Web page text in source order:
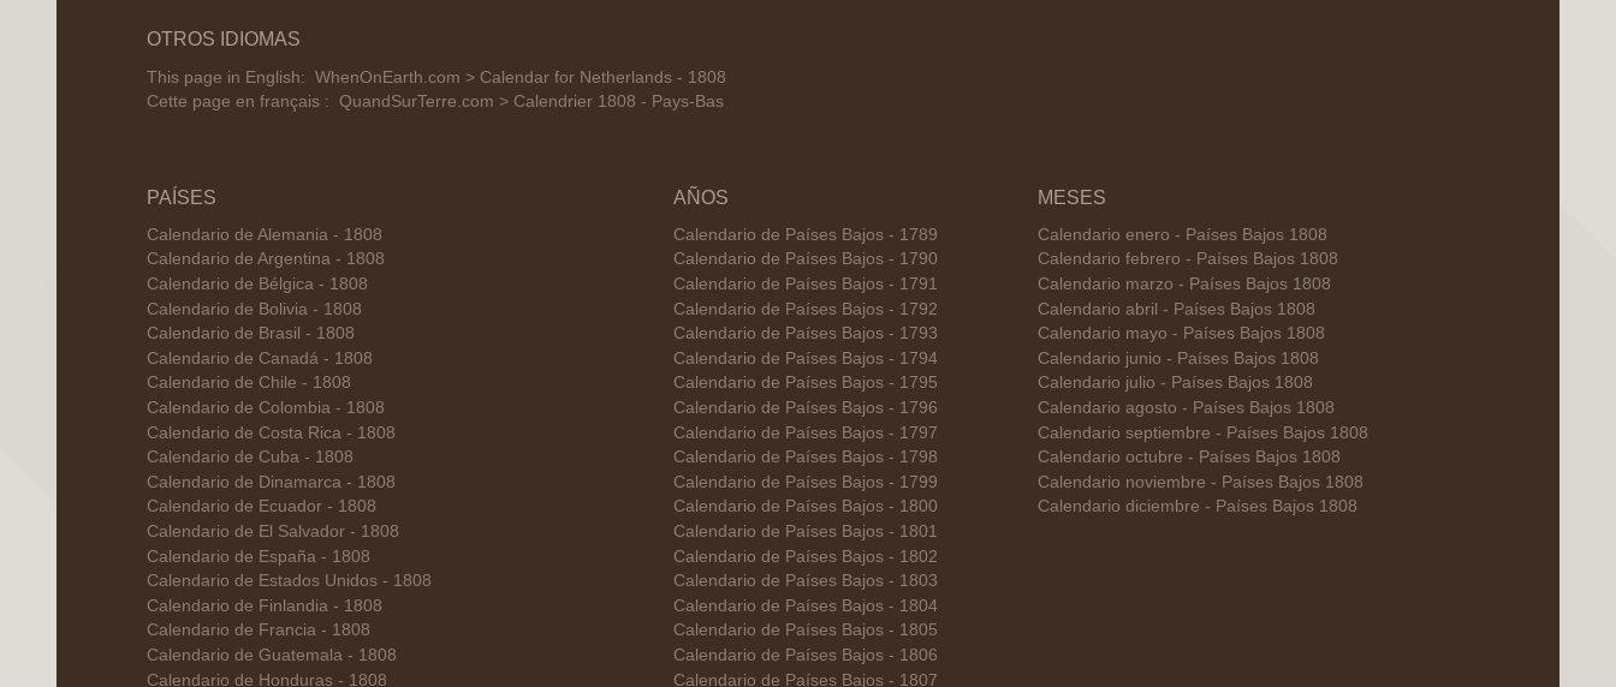
OTROS IDIOMAS
This page in English: WhenOnEarth.com > Calendar for Netherlands - 1808
Cette page en français : QuandSurTerre.com > Calendrier 1808 - Pays-Bas
PAÍSES
Calendario de Alemania - 1808
Calendario de Argentina - 1808
Calendario de Bélgica - 1808
Calendario de Bolivia - 1808
Calendario de Brasil - 1808
Calendario de Canadá - 1808
Calendario de Chile - 1808
Calendario de Colombia - 1808
Calendario de Costa Rica - 1808
Calendario de Cuba - 1808
Calendario de Dinamarca - 1808
Calendario de Ecuador - 1808
Calendario de El Salvador - 1808
Calendario de España - 1808
Calendario de Estados Unidos - 1808
Calendario de Finlandia - 1808
Calendario de Francia - 1808
Calendario de Guatemala - 1808
Calendario de Honduras - 1808
AÑOS
Calendario de Países Bajos - 1789
Calendario de Países Bajos - 1790
Calendario de Países Bajos - 1791
Calendario de Países Bajos - 1792
Calendario de Países Bajos - 1793
Calendario de Países Bajos - 1794
Calendario de Países Bajos - 1795
Calendario de Países Bajos - 1796
Calendario de Países Bajos - 1797
Calendario de Países Bajos - 1798
Calendario de Países Bajos - 1799
Calendario de Países Bajos - 1800
Calendario de Países Bajos - 1801
Calendario de Países Bajos - 1802
Calendario de Países Bajos - 1803
Calendario de Países Bajos - 1804
Calendario de Países Bajos - 1805
Calendario de Países Bajos - 1806
Calendario de Países Bajos - 1807
MESES
Calendario enero - Países Bajos 1808
Calendario febrero - Países Bajos 1808
Calendario marzo - Países Bajos 1808
Calendario abril - Países Bajos 1808
Calendario mayo - Países Bajos 1808
Calendario junio - Países Bajos 1808
Calendario julio - Países Bajos 1808
Calendario agosto - Países Bajos 1808
Calendario septiembre - Países Bajos 1808
Calendario octubre - Países Bajos 1808
Calendario noviembre - Países Bajos 1808
Calendario diciembre - Países Bajos 1808